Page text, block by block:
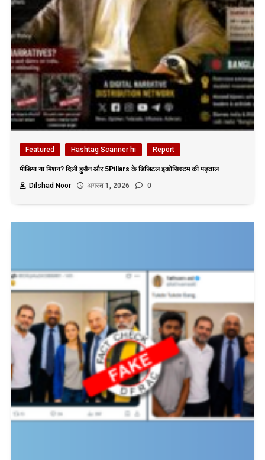
Featured Hashtag Scanner hi Report
मीडिया या मिशन? दिली हुसैन और 5Pillars के डिजिटल इकोसिस्टम की पड़ताल
Dilshad Noor
अगस्त 1, 2026 0